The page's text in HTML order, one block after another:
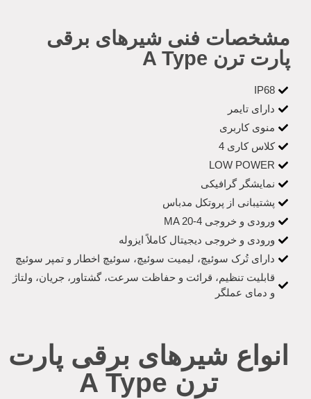
مشخصات فنی شیرهای برقی
پارت ترن A Type
IP68
دارای تایمر
منوی کاربری
کلاس کاری 4
LOW POWER
نمایشگر گرافیکی
پشتیبانی از پروتکل مدباس
ورودی و خروجی MA 20-4
ورودی و خروجی دیجیتال کاملاً ایزوله
دارای تُرک سوئیچ، لیمیت سوئیچ، سوئیچ اخطار و تمپر سوئیچ
قابلیت تنظیم، قرائت و حفاظت سرعت، گشتاور، جریان، ولتاژ
و دمای عملگر
انواع شیرهای برقی پارت
ترن A Type